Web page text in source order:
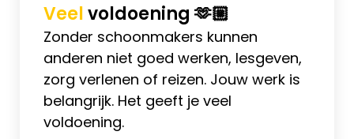
Veelvoldoening 🫶🏼
Zonder schoonmakers kunnen
anderen niet goed werken, lesgeven,
zorg verlenen of reizen. Jouw werk is
belangrijk. Het geeft je veel
voldoening.